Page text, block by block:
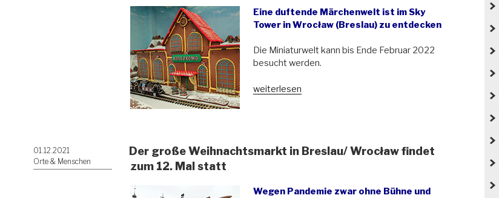
Ring
verschwunden“
Eine duftende Märchenwelt ist im Sky
Tower in Wrocław (Breslau) zu entdecken
Die Miniaturwelt kann bis Ende Februar 2022
besucht werden.
„Eine
für
weiterlesen
Veröffentlicht
am
01.12.2021
Orte & Menschen
Der große Weihnachtsmarkt in Breslau/ Wrocław findet
zum 12. Mal statt
Wegen Pandemie zwar ohne Bühne und